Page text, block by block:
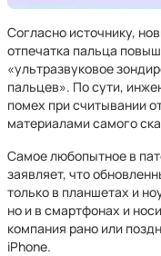
Согласно источнику,
отпечатка пальца
«ультразвуковое
пальцев». По сути,
помех при считывании
материалами самого
Самое любопытное в
заявляет, что
только в планшетах и
но и в смартфонах и
компания рано или
iPhone.